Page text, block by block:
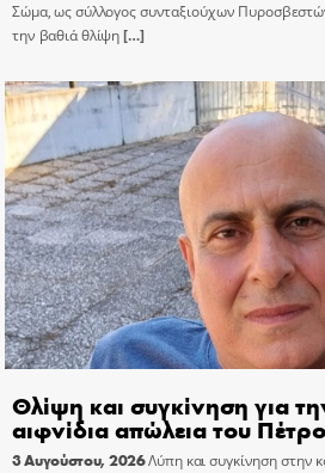
Σώμα, ως σύλλογος συνταξιούχων
την βαθιά θλίψη[…]
Θλίψη και συγκίνηση για
αιφνίδια απώλεια του
3 Αυγούστου, 2026Λύπη και συγκίνηση στην